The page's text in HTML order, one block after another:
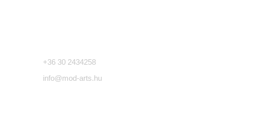
+36 30 2434258
info@mod-arts.hu